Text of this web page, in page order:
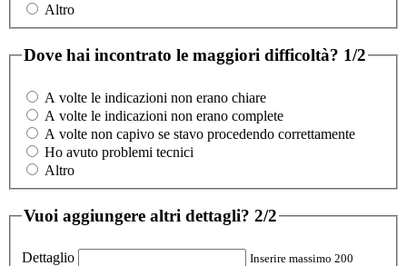
Altro
Dove hai incontrato le maggiori difficoltà? 1/2
A volte le indicazioni non erano chiare
A volte le indicazioni non erano complete
A volte non capivo se stavo procedendo correttamente
Ho avuto problemi tecnici
Altro
Vuoi aggiungere altri dettagli? 2/2
Dettaglio
Inserire massimo 200